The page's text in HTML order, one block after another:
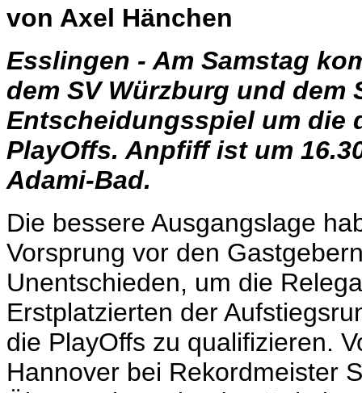
von Axel Hänchen
Esslingen - Am Samstag
dem SV Würzburg und dem
Entscheidungsspiel um die
PlayOffs. Anpfiff ist um
Adami-Bad.
Die bessere Ausgangslage
Vorsprung vor den
Unentschieden, um die
Erstplatzierten der
die PlayOffs zu qualifizieren.
Hannover bei Rekordmeister